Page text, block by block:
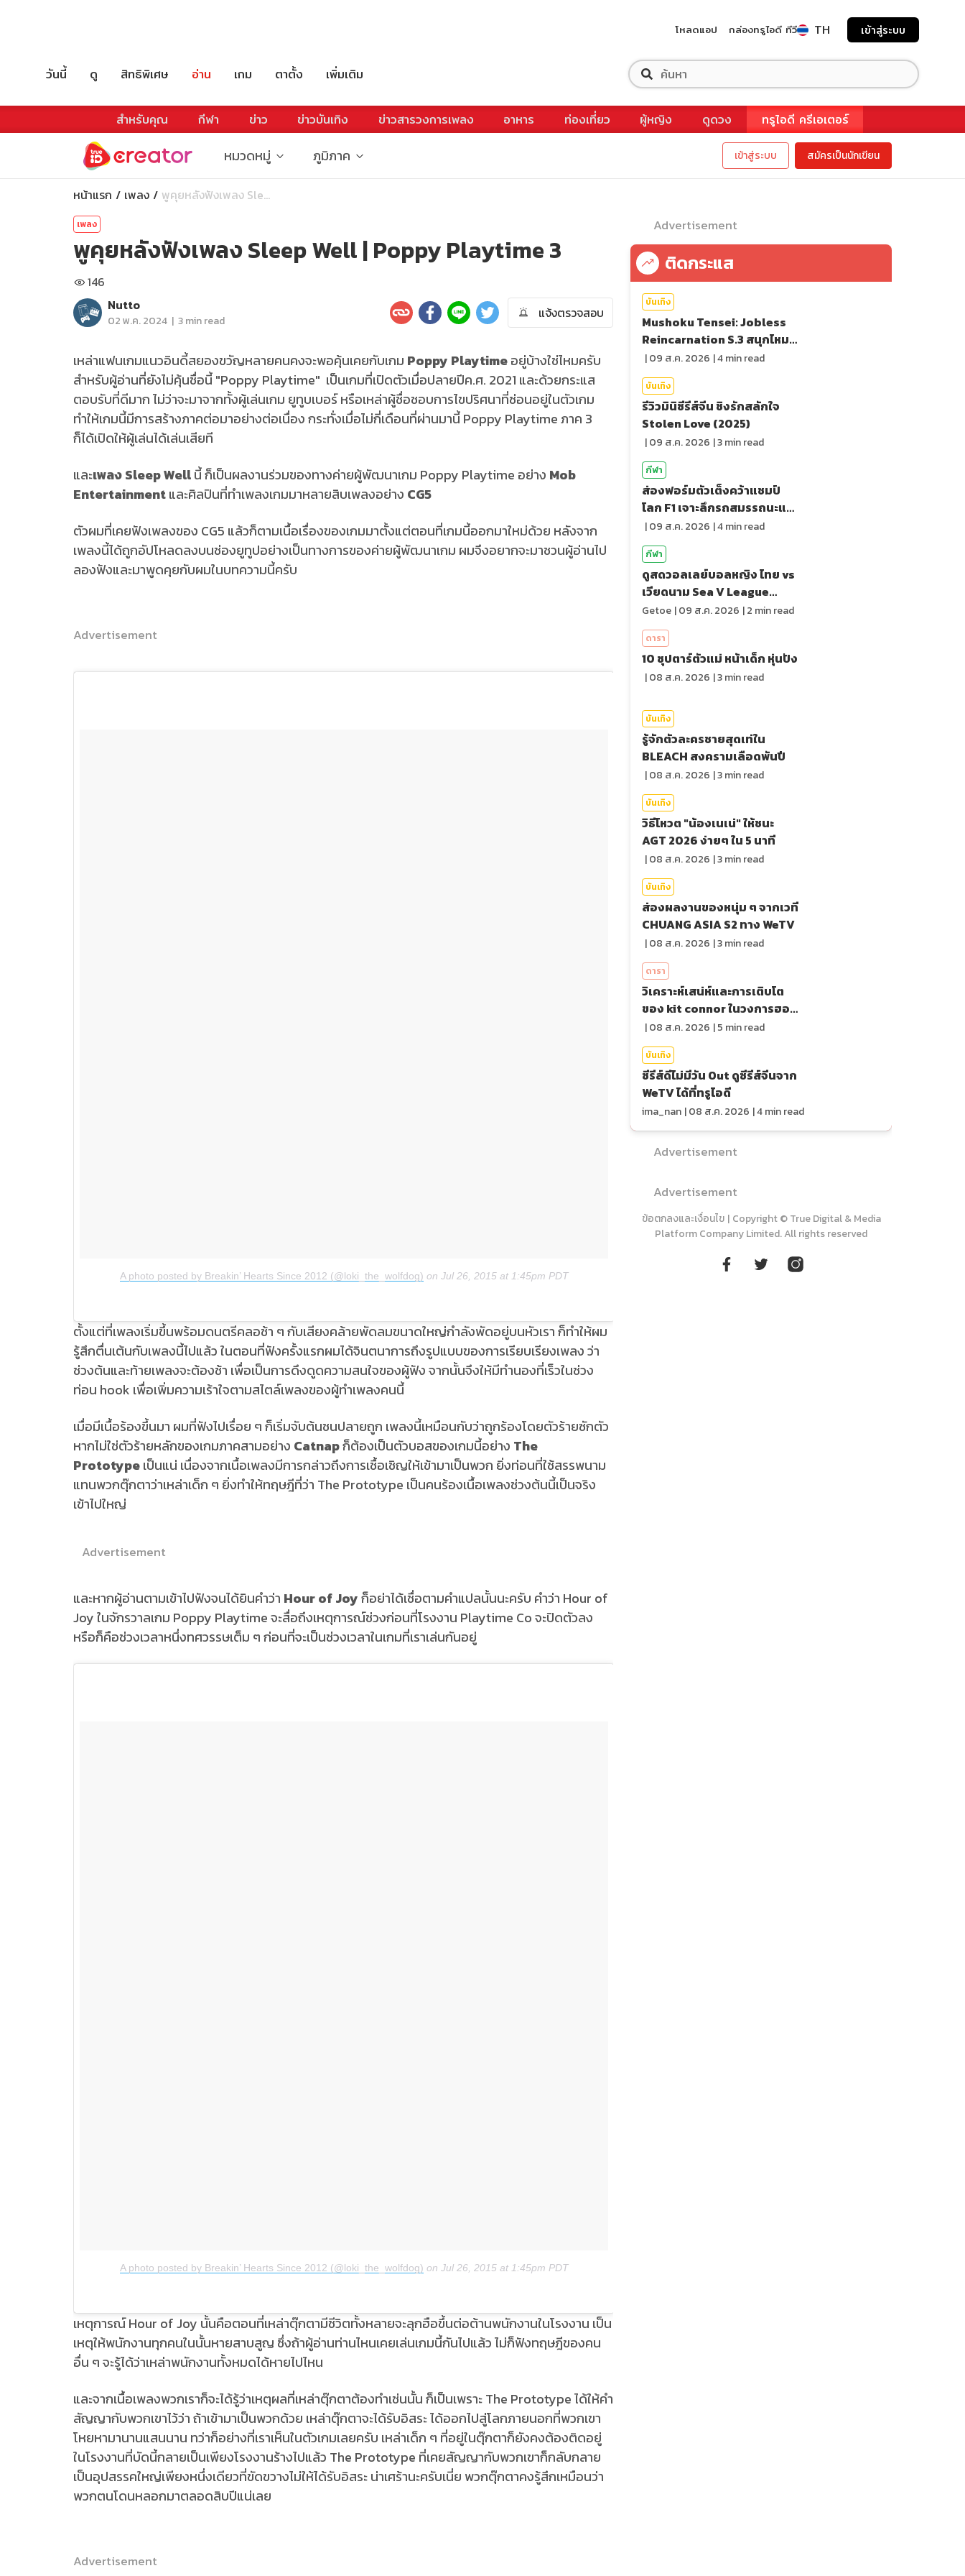
โหลดแอป กล่องทรูไอดี ทีวี TH เข้าสู่ระบบ
วันนี้ ดู สิทธิพิเศษ อ่าน เกม ตาตั้ง เพิ่มเติม
สำหรับคุณ กีฬา ข่าว ข่าวบันเทิง ข่าวสารวงการเพลง อาหาร ท่องเที่ยว ผู้หญิง ดูดวง ทรูไอดี ครีเอเตอร์
หมวดหมู่ ภูมิภาค เข้าสู่ระบบ สมัครเป็นนักเขียน
หน้าแรก เพลง พูคุยหลังฟังเพลง Sle...
เพลง
พูคุยหลังฟังเพลง Sleep Well | Poppy Playtime 3
146
Nutto
02 พ.ค. 2024 | 3 min read แจ้งตรวจสอบ
เหล่าแฟนเกมแนวอินดี้สยองขวัญหลายคนคงจะพอคุ้นเคยกับเกม Poppy Playtimeอยู่บ้างใช่ไหมครับ
สำหรับผู้อ่านที่ยังไม่คุ้นชื่อนี้ "Poppy Playtime" เป็นเกมที่เปิดตัวเมื่อปลายปีค.ศ. 2021 และด้วยกระแส
ตอบรับที่ดีมาก ไม่ว่าจะมาจากทั้งผู้เล่นเกม ยูทูบเบอร์ หรือเหล่าผู้ชื่อชอบการไขปริศนาที่ซ่อนอยู่ในตัวเกม
ทำให้เกมนี้มีการสร้างภาคต่อมาอย่างต่อเนื่อง กระทั่งเมื่อไม่กี่เดือนที่ผ่านมานี้ Poppy Playtime ภาค 3
ก็ได้เปิดให้ผู้เล่นได้เล่นเสียที
และเพลง Sleep Wellนี้ ก็เป็นผลงานร่วมของทางค่ายผู้พัฒนาเกม Poppy Playtime อย่าง Mob
Entertainmentและศิลปินที่ทำเพลงเกมมาหลายสิบเพลงอย่าง CG5
ตัวผมที่เคยฟังเพลงของ CG5 แล้วก็ตามเนื้อเรื่องของเกมมาตั้งแต่ตอนที่เกมนี้ออกมาใหม่ด้วย หลังจาก
เพลงนี้ได้ถูกอัปโหลดลงบนช่องยูทูปอย่างเป็นทางการของค่ายผู้พัฒนาเกม ผมจึงอยากจะมาชวนผู้อ่านไป
ลองฟังและมาพูดคุยกับผมในบทความนี้ครับ
Advertisement
A photo posted by Breakin’ Hearts Since 2012 (@loki_the_wolfdog) on Jul 26, 2015 at 1:45pm PDT
ตั้งแต่ที่เพลงเริ่มขึ้นพร้อมดนตรีคลอช้า ๆ กับเสียงคล้ายพัดลมขนาดใหญ่กำลังพัดอยู่บนหัวเรา ก็ทำให้ผม
รู้สึกตื่นเต้นกับเพลงนี้ไปแล้ว ในตอนที่ฟังครั้งแรกผมได้จินตนาการถึงรูปแบบของการเรียบเรียงเพลง ว่า
ช่วงต้นและท้ายเพลงจะต้องช้า เพื่อเป็นการดึงดูดความสนใจของผู้ฟัง จากนั้นจึงให้มีทำนองที่เร็วในช่วง
ท่อน hook เพื่อเพิ่มความเร้าใจตามสไตล์เพลงของผู้ทำเพลงคนนี้
เมื่อมีเนื้อร้องขึ้นมา ผมที่ฟังไปเรื่อย ๆ ก็เริ่มจับต้นชนปลายถูก เพลงนี้เหมือนกับว่าถูกร้องโดยตัวร้ายซักตัว
หากไม่ใช่ตัวร้ายหลักของเกมภาคสามอย่าง Catnapก็ต้องเป็นตัวบอสของเกมนี้อย่าง The
Prototypeเป็นแน่ เนื่องจากเนื้อเพลงมีการกล่าวถึงการเชื้อเชิญให้เข้ามาเป็นพวก ยิ่งท่อนที่ใช้สรรพนาม
แทนพวกตุ๊กตาว่าเหล่าเด็ก ๆ ยิ่งทำให้ทฤษฎีที่ว่า The Prototype เป็นคนร้องเนื้อเพลงช่วงต้นนี้เป็นจริง
เข้าไปใหญ่
Advertisement
และหากผู้อ่านตามเข้าไปฟังจนได้ยินคำว่า Hour of Joyก็อย่าได้เชื่อตามคำแปลนั้นนะครับ คำว่า Hour of
Joy ในจักรวาลเกม Poppy Playtime จะสื่อถึงเหตุการณ์ช่วงก่อนที่โรงงาน Playtime Co จะปิดตัวลง
หรือก็คือช่วงเวลาหนึ่งทศวรรษเต็ม ๆ ก่อนที่จะเป็นช่วงเวลาในเกมที่เราเล่นกันอยู่
A photo posted by Breakin’ Hearts Since 2012 (@loki_the_wolfdog) on Jul 26, 2015 at 1:45pm PDT
เหตุการณ์ Hour of Joy นั้นคือตอนที่เหล่าตุ๊กตามีชีวิตทั้งหลายจะลุกฮือขึ้นต่อต้านพนักงานในโรงงาน เป็น
เหตุให้พนักงานทุกคนในนั้นหายสาบสูญ ซึ่งถ้าผู้อ่านท่านไหนเคยเล่นเกมนี้กันไปแล้ว ไม่ก็ฟังทฤษฎีของคน
อื่น ๆ จะรู้ได้ว่าเหล่าพนักงานทั้งหมดได้หายไปไหน
และจากเนื้อเพลงพวกเราก็จะได้รู้ว่าเหตุผลที่เหล่าตุ๊กตาต้องทำเช่นนั้น ก็เป็นเพราะ The Prototype ได้ให้คำ
สัญญากับพวกเขาไว้ว่า ถ้าเข้ามาเป็นพวกด้วย เหล่าตุ๊กตาจะได้รับอิสระ ได้ออกไปสู่โลกภายนอกที่พวกเขา
โหยหามานานแสนนาน ทว่าก็อย่างที่เราเห็นในตัวเกมเลยครับ เหล่าเด็ก ๆ ที่อยู่ในตุ๊กตาก็ยังคงต้องติดอยู่
ในโรงงานที่บัดนี้กลายเป็นเพียงโรงงานร้างไปแล้ว The Prototype ที่เคยสัญญากับพวกเขาก็กลับกลาย
เป็นอุปสรรคใหญ่เพียงหนึ่งเดียวที่ขัดขวางไม่ให้ได้รับอิสระ น่าเศร้านะครับเนี่ย พวกตุ๊กตาคงรู้สึกเหมือนว่า
พวกตนโดนหลอกมาตลอดสิบปีแน่เลย
Advertisement
Advertisement
ติดกระแส
บันเทิง
Mushoku Tensei: Jobless
Reincarnation S.3 สนุกไหม?
รีวิว
|09 ส.ค. 2026 |4min read
บันเทิง
รีวิวมินิซีรีส์จีน ชิงรักสลักใจ
Stolen Love (2025)
|09 ส.ค. 2026 |3min read
กีฬา
ส่องฟอร์มตัวเต็งคว้าแชมป์
โลก F1 เจาะลึกรถสมรรถนะและ
การตัดสิน
|09 ส.ค. 2026 |4min read
กีฬา
ดูสดวอลเลย์บอลหญิง ไทย vs
เวียดนาม Sea V League
2026 เลก 2
Getoe |09 ส.ค. 2026 |2 min read
ดารา
10 ซุปตาร์ตัวแม่ หน้าเด็ก หุ่นปัง
|08 ส.ค. 2026 |3min read
บันเทิง
รู้จักตัวละครชายสุดเท่ใน
BLEACH สงครามเลือดพันปี
|08 ส.ค. 2026 |3min read
บันเทิง
วิธีโหวต "น้องเนเน่" ให้ชนะ
AGT 2026 ง่ายๆ ใน 5 นาที
|08 ส.ค. 2026 |3min read
บันเทิง
ส่องผลงานของหนุ่ม ๆ จากเวที
CHUANG ASIA S2 ทาง WeTV
|08 ส.ค. 2026 |3min read
ดารา
วิเคราะห์เสน่ห์และการเติบโต
ของ kit connor ในวงการฮอล
ลีวูด
|08 ส.ค. 2026 |5 min read
บันเทิง
ซีรีส์ดีไม่มีวัน Out ดูซีรีส์จีนจาก
WeTV ได้ที่ทรูไอดี
ima_nan |08 ส.ค. 2026 |4min read
Advertisement
Advertisement
ข้อตกลงและเงื่อนไข | Copyright © True Digital & Media
Platform Company Limited. All rights reserved